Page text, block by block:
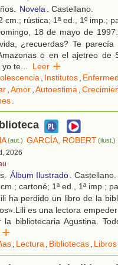
Novela. Castellano.
cm.; rústica; 1ª ed., 1º imp.;
18 de mayo de
¿recuerdas? Te
o en el ajetreo de
yo te...
Leer
, Institutos,
,Amor,Autoestima,
.
(aut.) GARCÍA, ROBERT(ilust.)
2026
Álbum Ilustrado. Castellano.
cartoné; 1ª ed., 1ª imp.;
ha perdido un libro de la
es una lectora
la bibliotecaria Agustina.
, Lectura, Bibliotecas, Libros